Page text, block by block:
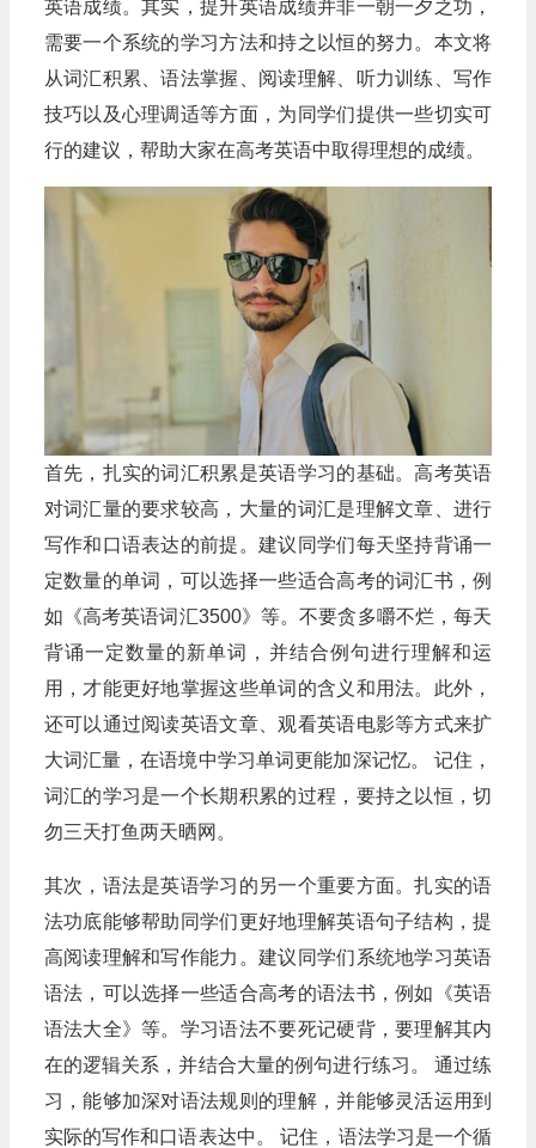
英语成绩。其实，提升英语成绩并非一朝一夕之功，
需要一个系统的学习方法和持之以恒的努力。本文将
从词汇积累、语法掌握、阅读理解、听力训练、写作
技巧以及心理调适等方面，为同学们提供一些切实可
行的建议，帮助大家在高考英语中取得理想的成绩。
首先，扎实的词汇积累是英语学习的基础。高考英语
对词汇量的要求较高，大量的词汇是理解文章、进行
写作和口语表达的前提。建议同学们每天坚持背诵一
定数量的单词，可以选择一些适合高考的词汇书，例
如《高考英语词汇3500》等。不要贪多嚼不烂，每天
背诵一定数量的新单词，并结合例句进行理解和运
用，才能更好地掌握这些单词的含义和用法。此外，
还可以通过阅读英语文章、观看英语电影等方式来扩
大词汇量，在语境中学习单词更能加深记忆。 记住，
词汇的学习是一个长期积累的过程，要持之以恒，切
勿三天打鱼两天晒网。
其次，语法是英语学习的另一个重要方面。扎实的语
法功底能够帮助同学们更好地理解英语句子结构，提
高阅读理解和写作能力。建议同学们系统地学习英语
语法，可以选择一些适合高考的语法书，例如《英语
语法大全》等。学习语法不要死记硬背，要理解其内
在的逻辑关系，并结合大量的例句进行练习。 通过练
习，能够加深对语法规则的理解，并能够灵活运用到
实际的写作和口语表达中。 记住，语法学习是一个循